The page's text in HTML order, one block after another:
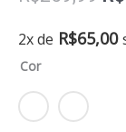
2x de R$65,00
Cor
Saia
quantidade